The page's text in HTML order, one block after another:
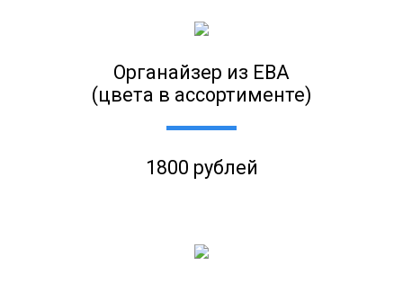
Органайзер из ЕВА
(цвета в ассортименте)
1800 рублей